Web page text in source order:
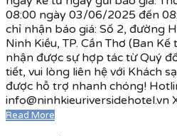
08:00 ngày 03/06/2025 đến
chỉ nhận báo giá: Số 2, đường
Ninh Kiều, TP. Cần Thơ (Ban
nhận được sự hợp tác từ Quý
tiết, vui lòng liên hệ với Khách
được hỗ trợ nhanh chóng!
info@ninhkieuriversidehotel.vn
Read More